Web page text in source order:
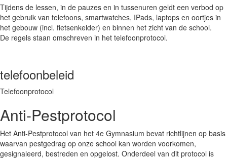
Tijdens de lessen, in de pauzes en in tussenuren geldt een verbod op
het gebruik van telefoons, smartwatches, IPads, laptops en oortjes in
het gebouw (incl. fietsenkelder) en binnen het zicht van de school.
De regels staan omschreven in het telefoonprotocol.
telefoonbeleid
Telefoonprotocol
Anti-Pestprotocol
Het Anti-Pestprotocol van het 4e Gymnasium bevat richtlijnen op basis
waarvan pestgedrag op onze school kan worden voorkomen,
gesignaleerd, bestreden en opgelost. Onderdeel van dit protocol is